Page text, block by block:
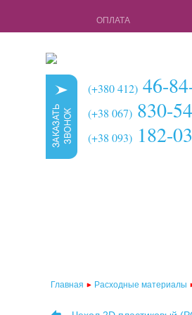
ОПЛАТА
(+380 412) 46-
(+38 067) 830-
(+38 093) 182-
Главная Расходные материалы